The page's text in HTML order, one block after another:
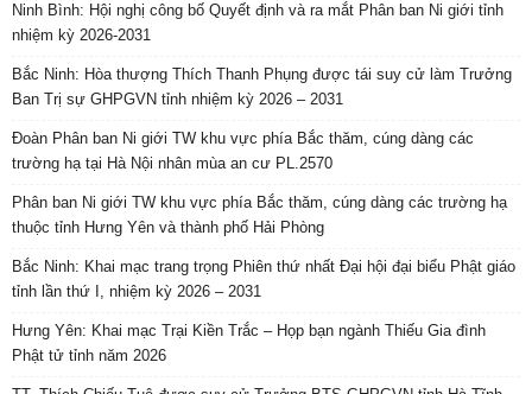
Ninh Bình: Hội nghị công bố Quyết định và ra mắt Phân ban Ni giới tỉnh
nhiệm kỳ 2026-2031
Bắc Ninh: Hòa thượng Thích Thanh Phụng được tái suy cử làm Trưởng
Ban Trị sự GHPGVN tỉnh nhiệm kỳ 2026 – 2031
Đoàn Phân ban Ni giới TW khu vực phía Bắc thăm, cúng dàng các
trường hạ tại Hà Nội nhân mùa an cư PL.2570
Phân ban Ni giới TW khu vực phía Bắc thăm, cúng dàng các trường hạ
thuộc tỉnh Hưng Yên và thành phố Hải Phòng
Bắc Ninh: Khai mạc trang trọng Phiên thứ nhất Đại hội đại biểu Phật giáo
tỉnh lần thứ I, nhiệm kỳ 2026 – 2031
Hưng Yên: Khai mạc Trại Kiền Trắc – Họp bạn ngành Thiếu Gia đình
Phật tử tỉnh năm 2026